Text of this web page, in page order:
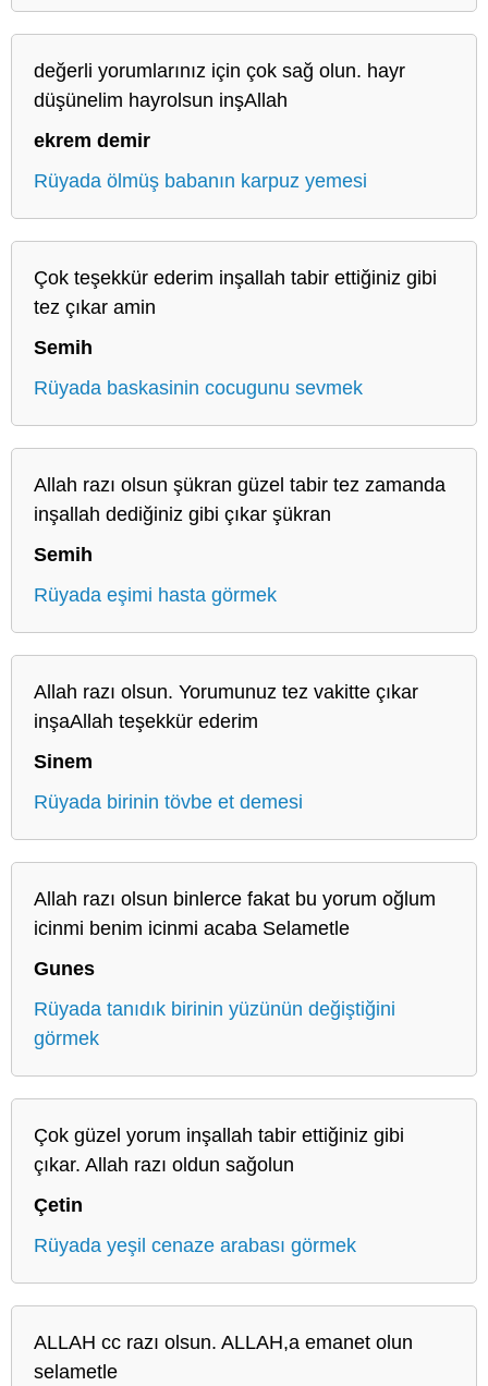
değerli yorumlarınız için çok sağ olun. hayr
düşünelim hayrolsun inşAllah
ekrem demir
Rüyada ölmüş babanın karpuz yemesi
Çok teşekkür ederim inşallah tabir ettiğiniz gibi
tez çıkar amin
Semih
Rüyada baskasinin cocugunu sevmek
Allah razı olsun şükran güzel tabir tez zamanda
inşallah dediğiniz gibi çıkar şükran
Semih
Rüyada eşimi hasta görmek
Allah razı olsun. Yorumunuz tez vakitte çıkar
inşaAllah teşekkür ederim
Sinem
Rüyada birinin tövbe et demesi
Allah razı olsun binlerce fakat bu yorum oğlum
icinmi benim icinmi acaba Selametle
Gunes
Rüyada tanıdık birinin yüzünün değiştiğini
görmek
Çok güzel yorum inşallah tabir ettiğiniz gibi
çıkar. Allah razı oldun sağolun
Çetin
Rüyada yeşil cenaze arabası görmek
ALLAH cc razı olsun. ALLAH,a emanet olun
selametle